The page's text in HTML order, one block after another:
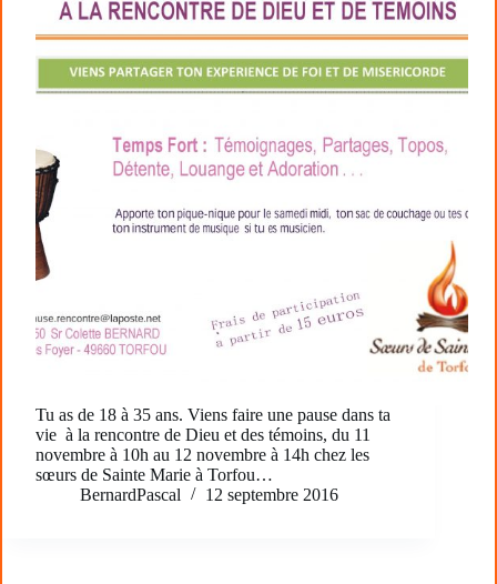
Tu as de 18 à 35 ans. Viens faire une pause dans ta
vie à la rencontre de Dieu et des témoins, du 11
novembre à 10h au 12 novembre à 14h chez les
sœurs de Sainte Marie à Torfou…
BernardPascal
12 septembre 2016